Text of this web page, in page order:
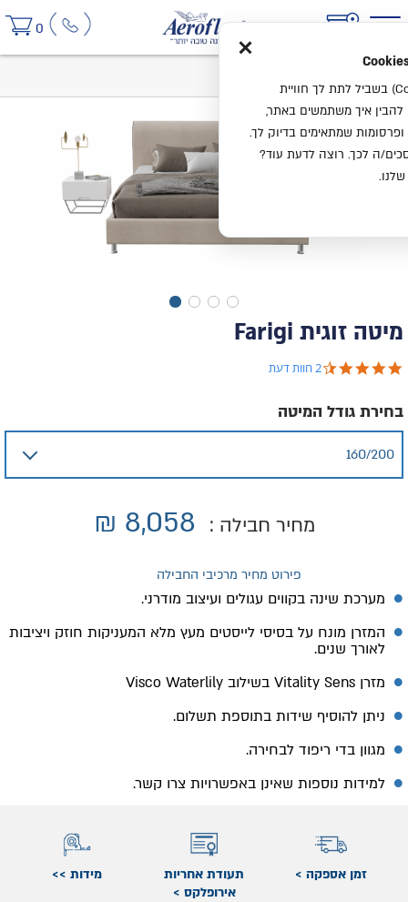
0
מיטה זוגית Farigi
4.5 star rating
2 חוות דעת
מערכת שינה בקווים עגולים ועיצוב מודרני.
המזרן מונח על בסיסי לייסטים מעץ מלא המעניקות חוזק ויציבות
לאורך שנים.
מזרן Vitality Sens בשילוב Visco Waterlily
ניתן להוסיף שידות בתוספת תשלום.
מגוון בדי ריפוד לבחירה.
למידות נוספות שאינן באפשרויות צרו קשר.
בחירת גודל המיטה
מחיר חבילה : 8,058
₪
פירוט מחיר מרכיבי החבילה
זמן אספקה >
תעודת אחריות
אירופלקס >
מידות >>
×
אנחנו משתמשים בעוגיות (Cookies) בשביל לתת לך חוויית
להבין איך משתמשים באתר,
שמתאימים בדיוק לך.
ה לכך. רוצה לדעת עוד?